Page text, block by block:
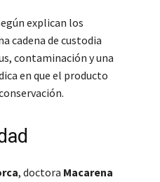
explican los
cadena de custodia
contaminación y una
en que el producto
, doctora Macarena